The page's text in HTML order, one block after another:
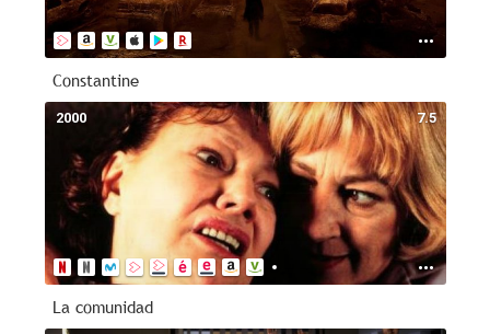
Constantine
7.5
2000
La comunidad